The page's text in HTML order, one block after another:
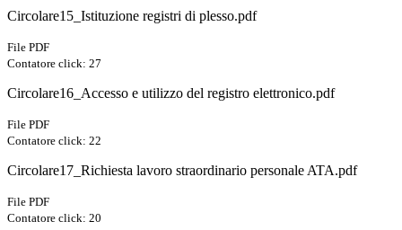
Circolare15_Istituzione registri di plesso.pdf
File PDF
Contatore click: 27
Circolare16_Accesso e utilizzo del registro elettronico.pdf
File PDF
Contatore click: 22
Circolare17_Richiesta lavoro straordinario personale ATA.pdf
File PDF
Contatore click: 20